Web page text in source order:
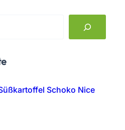
Schoko Nice